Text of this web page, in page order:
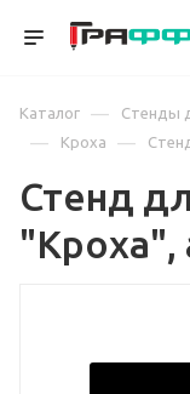
Каталог — Стенды
— Кроха —
Стенд
"Кроха",